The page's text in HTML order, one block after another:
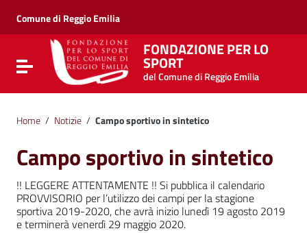
Vai al menu di navigazione
Vai al footer
Comune di Reggio Emilia
Attiva / disattiva la navigazione
FONDAZIONE PER LO
SPORT
del Comune di Reggio Emilia
Home / Notizie / Campo sportivo in sintetico
Campo sportivo in sintetico
!! LEGGERE ATTENTAMENTE !! Si pubblica il calendario
PROVVISORIO per l’utilizzo dei campi per la stagione
sportiva 2019-2020, che avrà inizio lunedì 19 agosto 2019
e terminerà venerdì 29 maggio 2020.